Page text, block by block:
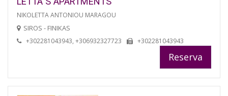
NIKOLETTA ANTONIOU MARAGOU
SIROS - FINIKAS
+302281043943, +306932327723 +302281043943
Reserva